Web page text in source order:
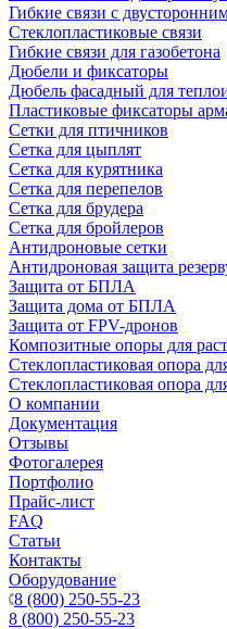
Гибкие связи с
Стеклопластиковые связи
Гибкие связи для газобетона
Дюбели и фиксаторы
Дюбель фасадный для
Пластиковые фиксаторы
Сетки для птичников
Сетка для цыплят
Сетка для курятника
Сетка для перепелов
Сетка для брудера
Сетка для бройлеров
Антидроновые сетки
Антидроновая защита
Защита от БПЛА
Защита дома от БПЛА
Защита от FPV-дронов
Композитные опоры для
Стеклопластиковая опора
Стеклопластиковая опора
О компании
Документация
Отзывы
Фотогалерея
Портфолио
Прайс-лист
FAQ
Статьи
Контакты
Оборудование
8 (800) 250-55-23
8 (800) 250-55-23